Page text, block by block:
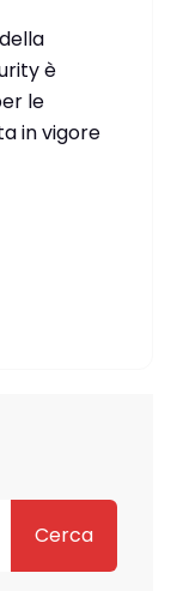
è
le
in vigore
Cerca